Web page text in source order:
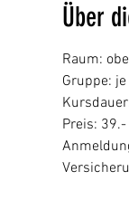
Über
Raum:
Gruppe:
Preis: